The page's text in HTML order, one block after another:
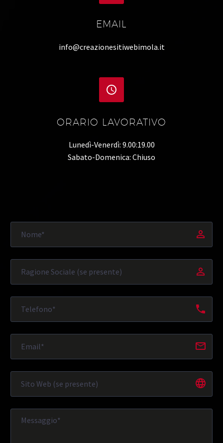
EMAIL
info@creazionesitiwebimola.it


ORARIO LAVORATIVO
Lunedì-Venerdì: 9.00:19.00
Sabato-Domenica: Chiuso